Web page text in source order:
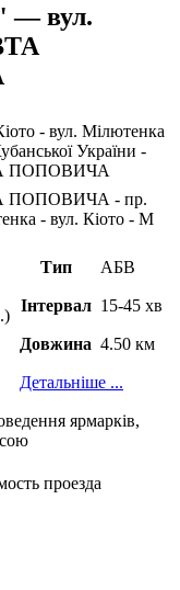
вул.
- вул. Мілютенка
України -
ПОПОВИЧА
ПОПОВИЧА - пр.
- вул. Кіото - М
Тип АБВ
Інтервал 15-45 хв
Довжина 4.50 км
Детальніше ...
ярмарків,
проезда